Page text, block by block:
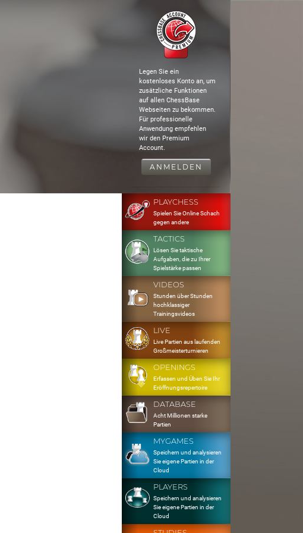
Legen Sie ein
kostenloses Konto an, um
zusätzliche Funktionen
auf allen ChessBase
Webseiten zu bekommen.
Für professionelle
Anwendung empfehlen
wir den Premium
Account.
ANMELDEN
PLAYCHESS
Spielen Sie Online Schach
gegen andere
TACTICS
Lösen Sie taktische
Aufgaben, die zu Ihrer
Spielstärke passen
VIDEOS
Stunden über Stunden
hochklassiger
Trainingsvideos
LIVE
Live Partien aus laufenden
Großmeisterturnieren
OPENINGS
Erfassen und Üben Sie Ihr
Eröffnungsrepertoire
DATABASE
Acht Millionen starke
Partien
MYGAMES
Speichern und analysieren
Sie eigene Partien in der
Cloud
PLAYERS
Speichern und analysieren
Sie eigene Partien in der
Cloud